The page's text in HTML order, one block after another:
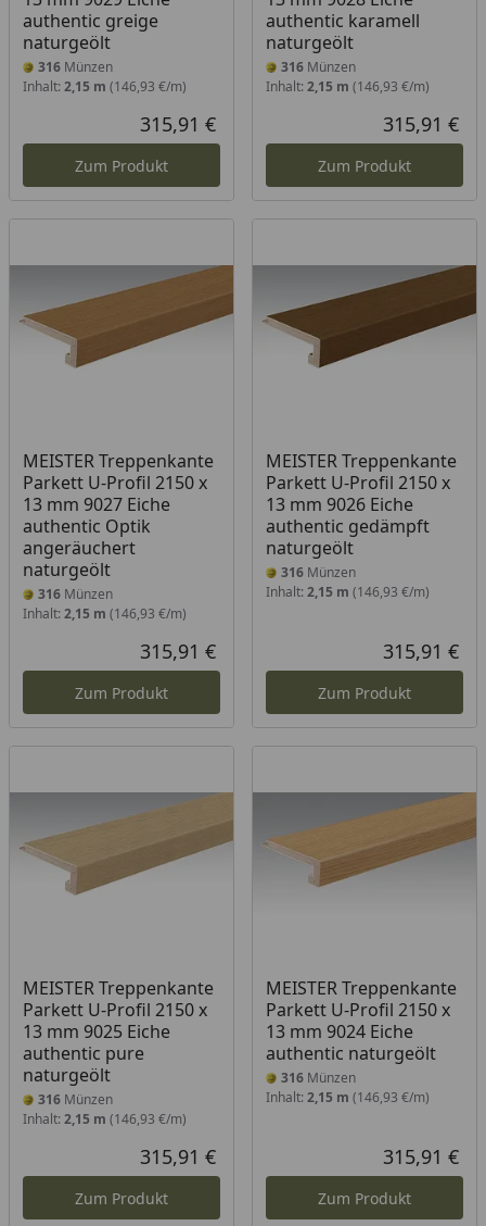
authentic greige
naturgeölt
316 Münzen
Inhalt: 2,15 m (146,93 €/m)
Aktueller Preis
315,91 €
Zum Produkt
authentic karamell
naturgeölt
316Münzen
Inhalt: 2,15 m (146,93 €/m)
315,91 €
Zum Produkt
MEISTER Treppenkante
Parkett U-Profil 2150 x
13 mm 9027 Eiche
authentic Optik
angeräuchert
naturgeölt
316 Münzen
Inhalt: 2,15 m (146,93 €/m)
Aktueller Preis
315,91 €
Zum Produkt
MEISTER Treppenkante
Parkett U-Profil 2150 x
13 mm 9026 Eiche
authentic gedämpft
naturgeölt
316Münzen
Inhalt: 2,15 m (146,93 €/m)
315,91 €
Zum Produkt
MEISTER Treppenkante
Parkett U-Profil 2150 x
13 mm 9025 Eiche
authentic pure
naturgeölt
316 Münzen
Inhalt: 2,15 m (146,93 €/m)
Aktueller Preis
315,91 €
Zum Produkt
MEISTER Treppenkante
Parkett U-Profil 2150 x
13 mm 9024 Eiche
authentic naturgeölt
316Münzen
Inhalt: 2,15 m (146,93 €/m)
315,91 €
Zum Produkt